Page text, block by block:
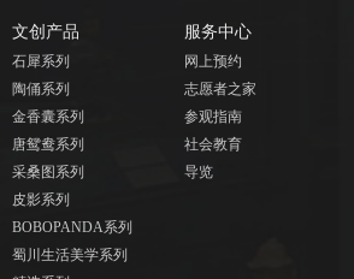
文创产品
石犀系列
陶俑系列
金香囊系列
唐鸳鸯系列
采桑图系列
皮影系列
BOBOPANDA系列
蜀川生活美学系列
服务中心
网上预约
志愿者之家
参观指南
社会教育
导览